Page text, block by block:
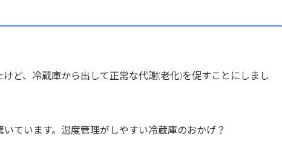
ど、冷蔵庫から出して正常な代謝(老化)を促すことにしまし
ています。温度管理がしやすい冷蔵庫のおかげ？